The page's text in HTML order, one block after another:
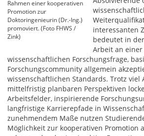
Rahmen einer kooperativen
Promotion zur
Doktoringenieurin (Dr.-Ing.)
promoviert. (Foto FHWS /
Zink)
interessanten
bedeutet in
Arbeit an
wissenschaftlichen Forschungsfrage,
Forschungscommunity allgemein
wissenschaftlichen Standards. Trotz
mittelfristig planbaren Perspektiven
Arbeitsfelder, inspirierende
langfristige Karrierepfade in
zunehmendem Maße nutzen
Möglichkeit zur kooperativen Promotion